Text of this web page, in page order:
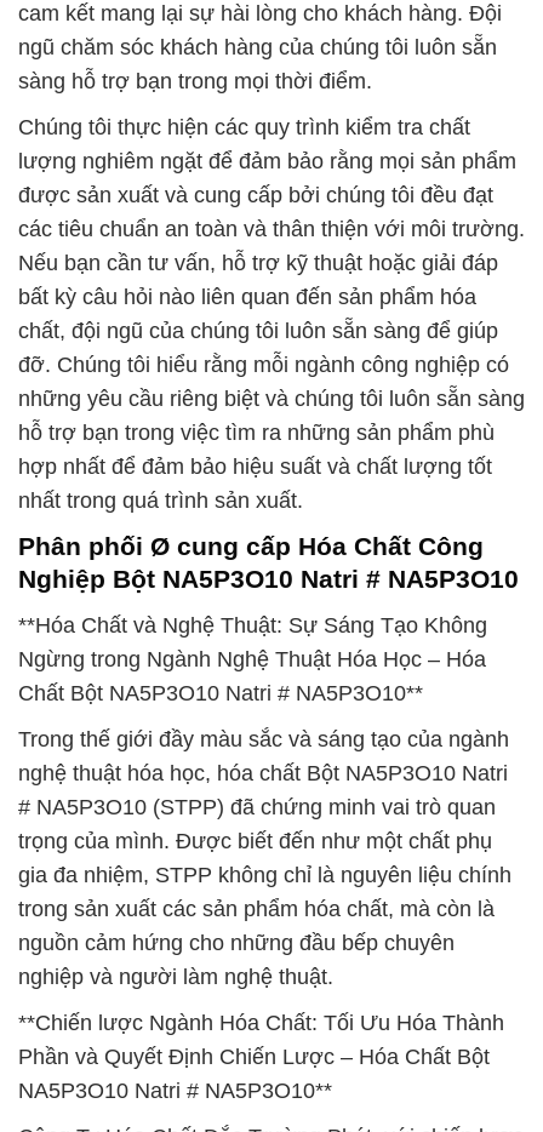
cam kết mang lại sự hài lòng cho khách hàng. Đội
ngũ chăm sóc khách hàng của chúng tôi luôn sẵn
sàng hỗ trợ bạn trong mọi thời điểm.
Chúng tôi thực hiện các quy trình kiểm tra chất
lượng nghiêm ngặt để đảm bảo rằng mọi sản phẩm
được sản xuất và cung cấp bởi chúng tôi đều đạt
các tiêu chuẩn an toàn và thân thiện với môi trường.
Nếu bạn cần tư vấn, hỗ trợ kỹ thuật hoặc giải đáp
bất kỳ câu hỏi nào liên quan đến sản phẩm hóa
chất, đội ngũ của chúng tôi luôn sẵn sàng để giúp
đỡ. Chúng tôi hiểu rằng mỗi ngành công nghiệp có
những yêu cầu riêng biệt và chúng tôi luôn sẵn sàng
hỗ trợ bạn trong việc tìm ra những sản phẩm phù
hợp nhất để đảm bảo hiệu suất và chất lượng tốt
nhất trong quá trình sản xuất.
Phân phối Ø cung cấp Hóa Chất Công
Nghiệp Bột NA5P3O10 Natri # NA5P3O10
**Hóa Chất và Nghệ Thuật: Sự Sáng Tạo Không
Ngừng trong Ngành Nghệ Thuật Hóa Học – Hóa
Chất Bột NA5P3O10 Natri # NA5P3O10**
Trong thế giới đầy màu sắc và sáng tạo của ngành
nghệ thuật hóa học, hóa chất Bột NA5P3O10 Natri
# NA5P3O10 (STPP) đã chứng minh vai trò quan
trọng của mình. Được biết đến như một chất phụ
gia đa nhiệm, STPP không chỉ là nguyên liệu chính
trong sản xuất các sản phẩm hóa chất, mà còn là
nguồn cảm hứng cho những đầu bếp chuyên
nghiệp và người làm nghệ thuật.
**Chiến lược Ngành Hóa Chất: Tối Ưu Hóa Thành
Phần và Quyết Định Chiến Lược – Hóa Chất Bột
NA5P3O10 Natri # NA5P3O10**